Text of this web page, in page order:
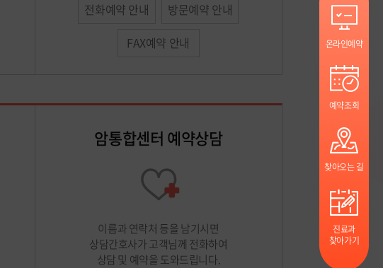
온라인예약
예약조회
찾아오는 길
진료과
찾아가기
전화예약 안내
방문예약 안내
FAX예약 안내
암통합센터 예약상담
이름과 연락처 등을 남기시면
상담간호사가 고객님께 전화하여
상담 및 예약을 도와드립니다.